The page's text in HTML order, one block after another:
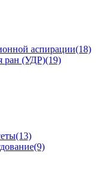
аспирации(18)
ран (УДР)(19)
(13)
(9)